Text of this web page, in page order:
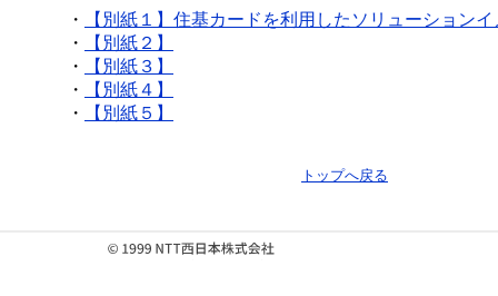
・ 【別紙１】 住基カードを利用したソリューションイ
・
【別紙２】
・
【別紙３】
・
【別紙４】
・
【別紙５】
トップへ戻る